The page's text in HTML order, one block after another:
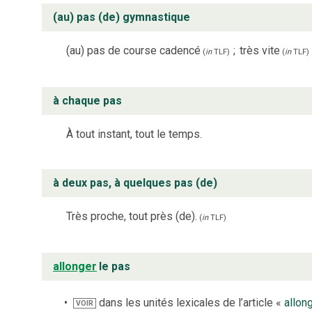
(au) pas (de) gymnastique
(au) pas de course cadencé (inTLF) ; très vite (inTLF)
à chaque pas
À tout instant, tout le temps.
à deux pas, à quelques pas (de)
Très proche, tout près (de). (inTLF)
allonger le pas
VOIR dans les unités lexicales de l’article «